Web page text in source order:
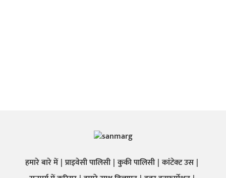
हमारे बारे में प्राइवेसी पालिसी कुकी पालिसी कांटेक्ट उस